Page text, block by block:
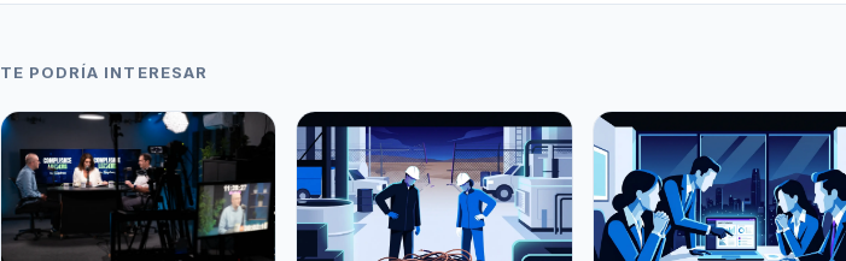
TE PODRÍA INTERESAR